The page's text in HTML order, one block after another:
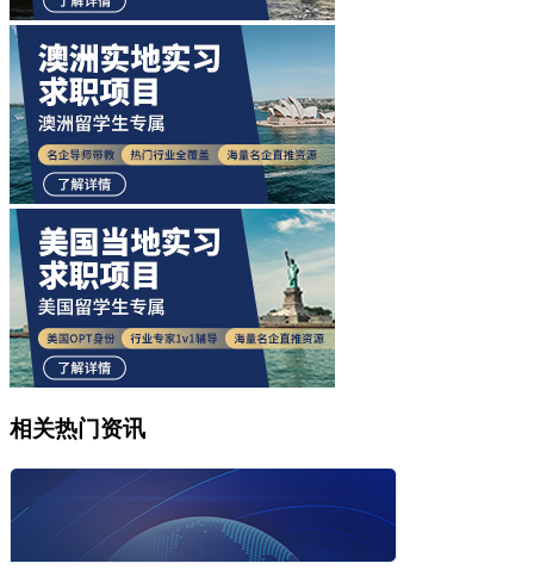
相关热门资讯